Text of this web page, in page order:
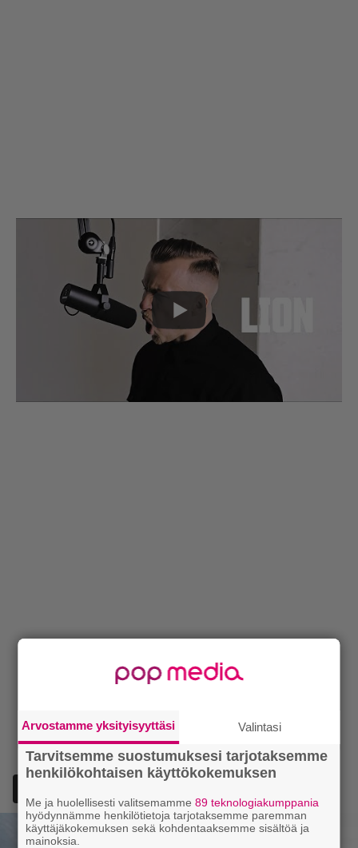
Arvostamme yksityisyyttäsi Valintasi
Tarvitsemme suostumuksesi tarjotaksemme
henkilökohtaisen käyttökokemuksen
Me ja huolellisesti valitsemamme89 teknologiakumppania
hyödynnämme henkilötietoja tarjotaksemme paremman
käyttäjäkokemuksen sekä kohdentaaksemme sisältöä ja
mainoksia.